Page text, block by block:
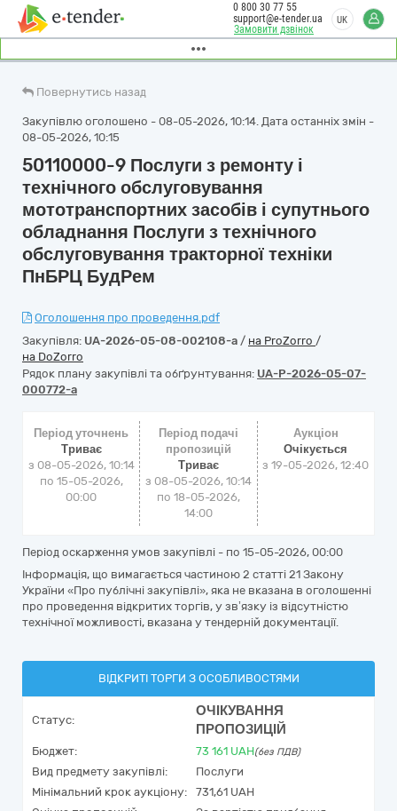
Замовити дзвінок
0 800 30 77 55
support@e-tender.ua
UK
Повернутись назад
Закупівлю оголошено - 08-05-2026, 10:14. Дата останніх змін -
08-05-2026, 10:15
50110000-9 Послуги з ремонту і
технічного обслуговування
мототранспортних засобів і супутнього
обладнання Послуги з технічного
обслуговування тракторної техніки
ПнБРЦ БудРем
Оголошення про проведення.pdf
Закупівля: UA-2026-05-08-002108-a / на ProZorro /
на DoZorro
Рядок плану закупівлі та обґрунтування: UA-P-2026-05-07-
000772-a
Період уточнень
Триває
з 08-05-2026, 10:14
по 15-05-2026,
00:00
Період подачі
пропозицій
Триває
з 08-05-2026, 10:14
по 18-05-2026,
14:00
Аукціон
Очікується
з19-05-2026, 12:40
Період оскарження умов закупівлі - по 15-05-2026, 00:00
Інформація, що вимагається частиною 2 статті 21 Закону
України «Про публічні закупівлі», яка не вказана в оголошенні
про проведення відкритих торгів, у зв’язку із відсутністю
технічної можливості, вказана у тендерній документації.
ВІДКРИТІ ТОРГИ З ОСОБЛИВОСТЯМИ
Статус:
ОЧІКУВАННЯ
ПРОПОЗИЦІЙ
Бюджет: 73 161 UAH(без ПДВ)
Вид предмету закупівлі:
Послуги
Мінімальний крок аукціону:
731,61 UAH